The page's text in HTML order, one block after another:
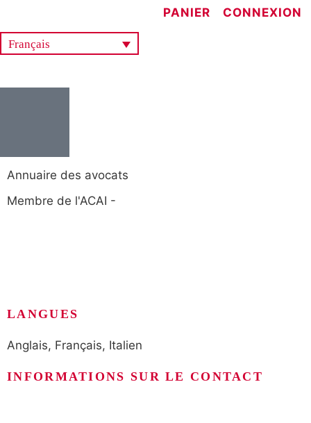
PANIER CONNEXION
Français
Annuaire des avocats
Membre de l'ACAI -
LANGUES
Anglais, Français, Italien
INFORMATIONS SUR LE CONTACT